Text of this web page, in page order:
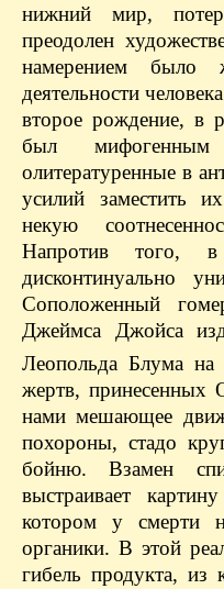
нижний мир,
преодолен
намерением было
деятельности
второе рождение, в
был
олитературенные в
усилий заместить
некую
Напротив того, в
дисконтинуально
Соположенный
Джеймса Джойса
Леопольда Блума на
жертв, принесенных
нами мешающее
похороны, стадо
бойню. Взамен
выстраивает
котором у смерти
органики. В этой
гибель продукта,